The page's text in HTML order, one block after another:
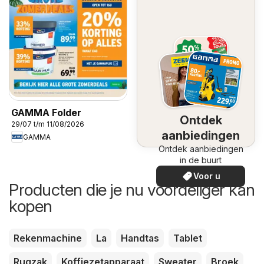
GAMMA Folder
29/07 t/m 11/08/2026
GAMMA
Ontdek
aanbiedingen
Ontdek aanbiedingen
in de buurt
Voor u
Producten die je nu voordeliger kan
kopen
Rekenmachine La Handtas
Tablet
Rugzak
Koffiezetapparaat Sweater Broek